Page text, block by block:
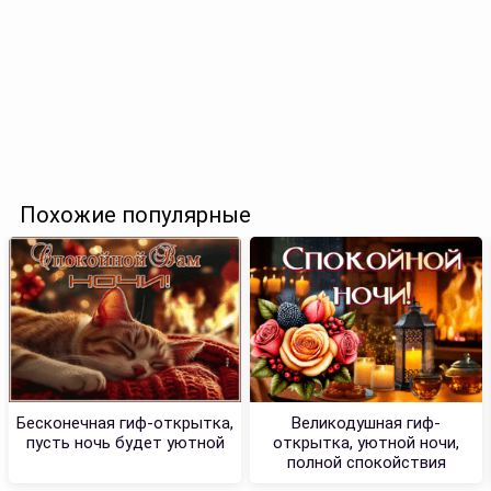
Похожие популярные
Бесконечная гиф-открытка,
пусть ночь будет уютной
Великодушная гиф-
открытка, уютной ночи,
полной спокойствия